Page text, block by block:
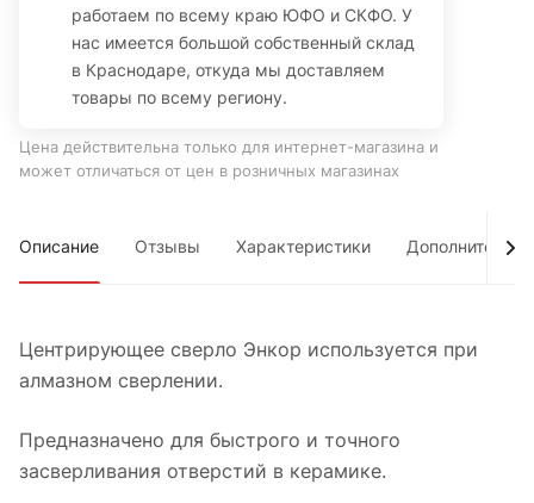
работаем по всему краю ЮФО и СКФО. У
нас имеется большой собственный склад
в Краснодаре, откуда мы доставляем
товары по всему региону.
Цена действительна только для интернет-магазина и
может отличаться от цен в розничных магазинах
Описание Отзывы Характеристики Дополнительно
Центрирующее сверло Энкор используется при
алмазном сверлении.
Предназначено для быстрого и точного
засверливания отверстий в керамике.